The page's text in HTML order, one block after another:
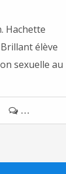
Hachette
élève
sexuelle au
 …